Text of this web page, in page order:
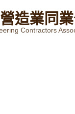
營造業同業
Contractors